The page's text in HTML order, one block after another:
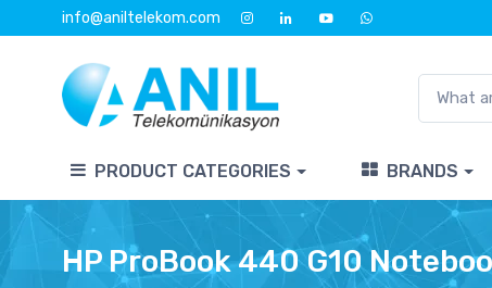
info@aniltelekom.com
PRODUCT CATEGORIES BRANDS
HP ProBook 440 G10